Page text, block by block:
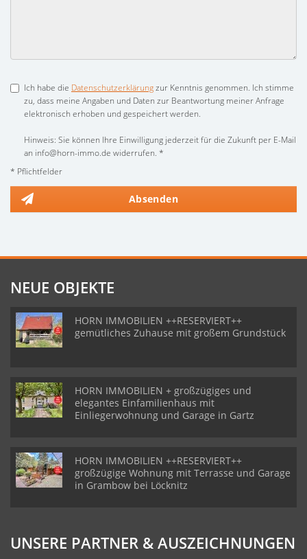
Ich habe die Datenschutzerklärungzur Kenntnis genommen. Ich stimme
zu, dass meine Angaben und Daten zur Beantwortung meiner Anfrage
elektronisch erhoben und gespeichert werden.
Hinweis: Sie können Ihre Einwilligung jederzeit für die Zukunft per E-Mail
an info@horn-immo.de widerrufen. *
* Pflichtfelder
Absenden
NEUE OBJEKTE
HORN IMMOBILIEN ++RESERVIERT++
gemütliches Zuhause mit großem Grundstück
HORN IMMOBILIEN + großzügiges und
elegantes Einfamilienhaus mit
Einliegerwohnung und Garage in Gartz
HORN IMMOBILIEN ++RESERVIERT++
großzügige Wohnung mit Terrasse und Garage
in Grambow bei Löcknitz
UNSERE PARTNER & AUSZEICHNUNGEN